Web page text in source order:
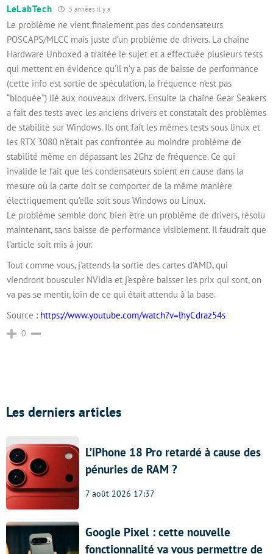
LeLabTech 5 années il y a
Le problème ne vient finalement pas des condensateurs
POSCAPS/MLCC mais juste d’un problème de drivers. La chaîne
Hardware Unboxed a traitée le sujet et a effectuée plusieurs tests
qui mettent en évidence qu’il n’y a pas de baisse de performance
(cette info est sortie de spéculation, la fréquence n’est pas
“bloquée”) lié aux nouveaux drivers. Ensuite la chaîne Gear Seakers
a fait des tests avec les anciens drivers et constatait des problèmes
de stabilité sur Windows. Ils ont fait les mêmes tests sous linux et
les RTX 3080 n’était pas confrontée au moindre problème de
stabilité même en dépassant les 2Ghz de fréquence. Ce qui
invalide le fait que les condensateurs soient en cause dans la
mesure où la carte doit se comporter de la même manière
électriquement qu’elle soit sous Windows ou Linux.
Le problème semble donc bien être un problème de drivers, résolu
maintenant, sans baisse de performance visiblement. Il faudrait que
l’article soit mis à jour.
Tout comme vous, j’attends la sortie des cartes d’AMD, qui
viendront bousculer NVidia et j’espère baisser les prix qui sont, on
va pas se mentir, loin de ce qui était attendu à la base.
Source : https://www.youtube.com/watch?v=lhyCdraz54s
0
Les derniers articles
L’iPhone 18 Pro retardé à cause des
pénuries de RAM ?
7 août 2026 17:37
Google Pixel : cette nouvelle
fonctionnalité va vous permettre de